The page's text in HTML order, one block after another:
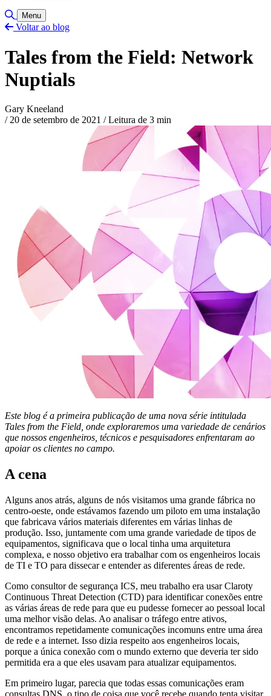
Toggle Search
Menu
Voltar ao blog
Tales from the Field: Network
Nuptials
Gary Kneeland
/ 20 de setembro de 2021 /Leitura de 3 min
Este blog é a primeira publicação de uma nova série intitulada
Tales from the Field, onde exploraremos uma variedade de cenários
que nossos engenheiros, técnicos e pesquisadores enfrentaram ao
apoiar os clientes no campo.
A cena
Alguns anos atrás, alguns de nós visitamos uma grande fábrica no
centro-oeste, onde estávamos fazendo um piloto em uma instalação
que fabricava vários materiais diferentes em várias linhas de
produção. Isso, juntamente com uma grande variedade de tipos de
equipamentos, significava que o local tinha uma arquitetura
complexa, e nosso objetivo era trabalhar com os engenheiros locais
de TI e TO para dissecar e entender as diferentes áreas de rede.
Como consultor de segurança ICS, meu trabalho era usar Claroty
Continuous Threat Detection (CTD) para identificar conexões entre
as várias áreas de rede para que eu pudesse fornecer ao pessoal local
uma melhor visão delas. Ao analisar o tráfego entre ativos,
encontramos repetidamente comunicações incomuns entre uma área
de rede e a internet. Isso dizia respeito aos engenheiros locais,
porque a única conexão com o mundo externo que deveria ter sido
permitida era a que eles usavam para atualizar equipamentos.
Em primeiro lugar, parecia que todas essas comunicações eram
consultas DNS, o tipo de coisa que você recebe quando tenta visitar